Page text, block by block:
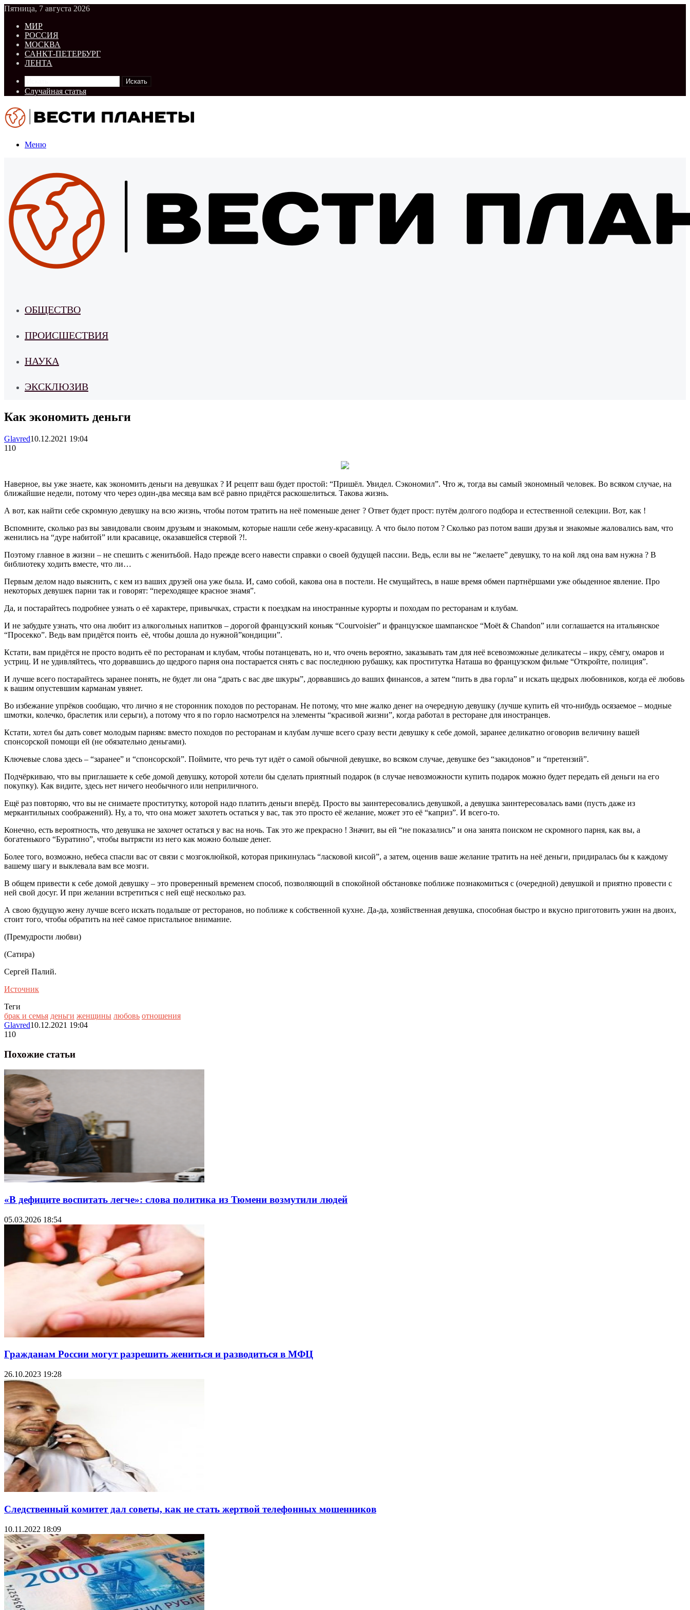
Пятница, 7 августа 2026
МИР
РОССИЯ
МОСКВА
САНКТ-ПЕТЕРБУРГ
ЛЕНТА
Искать
Случайная статья
Меню
ОБЩЕСТВО
ПРОИСШЕСТВИЯ
НАУКА
ЭКСКЛЮЗИВ
Как экономить деньги
Glavred10.12.2021 19:04
110
Наверное, вы уже знаете, как экономить деньги на девушках ? И рецепт ваш будет простой: “Пришёл. Увидел. Сэкономил”. Что ж, тогда вы самый экономный человек. Во всяком случае, на
ближайшие недели, потому что через один-два месяца вам всё равно придётся раскошелиться. Такова жизнь.
А вот, как найти себе скромную девушку на всю жизнь, чтобы потом тратить на неё поменьше денег ? Ответ будет прост: путём долгого подбора и естественной селекции. Вот, как !
Вспомните, сколько раз вы завидовали своим друзьям и знакомым, которые нашли себе жену-красавицу. А что было потом ? Сколько раз потом ваши друзья и знакомые жаловались вам, что
женились на “дуре набитой” или красавице, оказавшейся стервой ?!.
Поэтому главное в жизни – не спешить с женитьбой. Надо прежде всего навести справки о своей будущей пассии. Ведь, если вы не “желаете” девушку, то на кой ляд она вам нужна ? В
библиотеку ходить вместе, что ли…
Первым делом надо выяснить, с кем из ваших друзей она уже была. И, само собой, какова она в постели. Не смущайтесь, в наше время обмен партнёршами уже обыденное явление. Про
некоторых девушек парни так и говорят: “переходящее красное знамя”.
Да, и постарайтесь подробнее узнать о её характере, привычках, страсти к поездкам на иностранные курорты и походам по ресторанам и клубам.
И не забудьте узнать, что она любит из алкогольных напитков – дорогой французский коньяк “Courvoisier” и французское шампанское “Moët & Chandon” или соглашается на итальянское
“Просекко”. Ведь вам придётся поить её, чтобы дошла до нужной”кондиции”.
Кстати, вам придётся не просто водить её по ресторанам и клубам, чтобы потанцевать, но и, что очень вероятно, заказывать там для неё всевозможные деликатесы – икру, сёмгу, омаров и
устриц. И не удивляйтесь, что дорвавшись до щедрого парня она постарается снять с вас последнюю рубашку, как проститутка Наташа во французском фильме “Откройте, полиция”.
И лучше всего постарайтесь заранее понять, не будет ли она “драть с вас две шкуры”, дорвавшись до ваших финансов, а затем “пить в два горла” и искать щедрых любовников, когда её любовь
к вашим опустевшим карманам увянет.
Во избежание упрёков сообщаю, что лично я не сторонник походов по ресторанам. Не потому, что мне жалко денег на очередную девушку (лучше купить ей что-нибудь осязаемое – модные
шмотки, колечко, браслетик или серьги), а потому что я по горло насмотрелся на элементы “красивой жизни”, когда работал в ресторане для иностранцев.
Кстати, хотел бы дать совет молодым парням: вместо походов по ресторанам и клубам лучше всего сразу вести девушку к себе домой, заранее деликатно оговорив величину вашей
спонсорской помощи ей (не обязательно деньгами).
Ключевые слова здесь – “заранее” и “спонсорской”. Поймите, что речь тут идёт о самой обычной девушке, во всяком случае, девушке без “закидонов” и “претензий”.
Подчёркиваю, что вы приглашаете к себе домой девушку, которой хотели бы сделать приятный подарок (в случае невозможности купить подарок можно будет передать ей деньги на его
покупку). Как видите, здесь нет ничего необычного или неприличного.
Ещё раз повторяю, что вы не снимаете проститутку, которой надо платить деньги вперёд. Просто вы заинтересовались девушкой, а девушка заинтересовалась вами (пусть даже из
меркантильных соображений). Ну, а то, что она может захотеть остаться у вас, так это просто её желание, может это её “каприз”. И всего-то.
Конечно, есть вероятность, что девушка не захочет остаться у вас на ночь. Так это же прекрасно ! Значит, вы ей “не показались” и она занята поиском не скромного парня, как вы, а
богатенького “Буратино”, чтобы вытрясти из него как можно больше денег.
Более того, возможно, небеса спасли вас от связи с мозгоклюйкой, которая прикинулась “ласковой кисой”, а затем, оценив ваше желание тратить на неё деньги, придиралась бы к каждому
вашему шагу и выклевала вам все мозги.
В общем привести к себе домой девушку – это проверенный временем способ, позволяющий в спокойной обстановке поближе познакомиться с (очередной) девушкой и приятно провести с
ней свой досуг. И при желании встретиться с ней ещё несколько раз.
А свою будущую жену лучше всего искать подальше от ресторанов, но поближе к собственной кухне. Да-да, хозяйственная девушка, способная быстро и вкусно приготовить ужин на двоих,
стоит того, чтобы обратить на неё самое пристальное внимание.
(Премудрости любви)
(Сатира)
Сергей Палий.
Источник
Теги
брак и семья деньги женщины любовь отношения
Glavred10.12.2021 19:04
110
Похожие статьи
«В дефиците воспитать легче»: слова политика из Тюмени возмутили людей
05.03.2026 18:54
Гражданам России могут разрешить жениться и разводиться в МФЦ
26.10.2023 19:28
Следственный комитет дал советы, как не стать жертвой телефонных мошенников
10.11.2022 18:09